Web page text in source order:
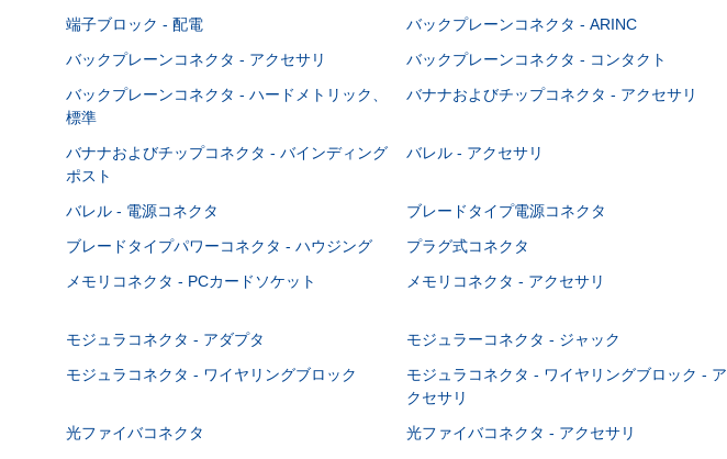
端子ブロック - 配電
バックプレーンコネクタ - ARINC
バックプレーンコネクタ - アクセサリ
バックプレーンコネクタ - コンタクト
バックプレーンコネクタ - ハードメトリック、
標準
バナナおよびチップコネクタ - アクセサリ
バナナおよびチップコネクタ - バインディング
ポスト
バレル - アクセサリ
バレル - 電源コネクタ ブレードタイプ電源コネクタ
ブレードタイプパワーコネクタ - ハウジング
プラグ式コネクタ
メモリコネクタ - PCカードソケット
メモリコネクタ - アクセサリ
モジュラコネクタ - アダプタ モジュラーコネクタ - ジャック
モジュラコネクタ - ワイヤリングブロック
モジュラコネクタ - ワイヤリングブロック - ア
クセサリ
光ファイバコネクタ 光ファイバコネクタ - アクセサリ